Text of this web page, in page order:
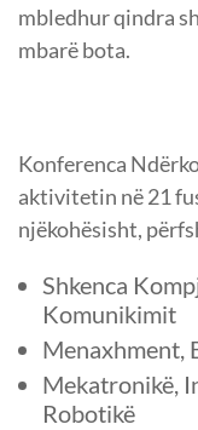
mbledhur qindra
mbarë bota.
Konferenca
aktivitetin në 21
njëkohësisht,
Shkenca
Komunikimit
Menaxhment,
Mekatronikë,
Robotikë